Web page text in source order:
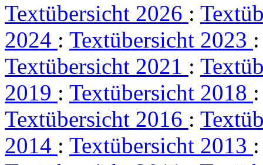
Textübersicht 2026 :
2024 : Textübersicht 2023
Textübersicht 2021 :
2019 : Textübersicht 2018
Textübersicht 2016 :
2014 : Textübersicht 2013